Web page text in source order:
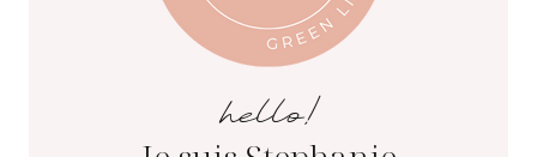
hello!